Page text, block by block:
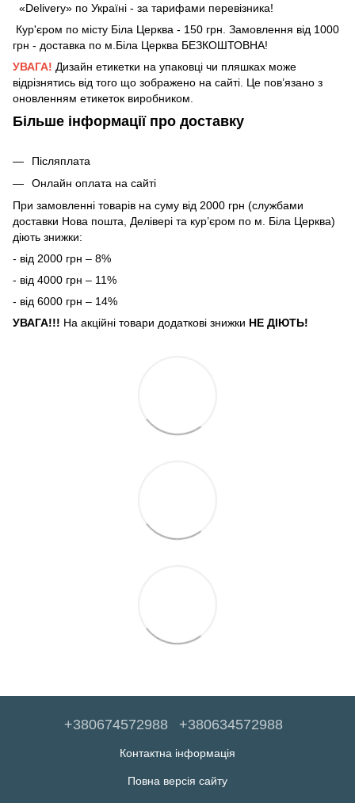
«Delivery» по Україні - за тарифами перевізника!
Кур'єром по місту Біла Церква - 150 грн. Замовлення від 1000
грн - доставка по м.Біла Церква БЕЗКОШТОВНА!
УВАГА! Дизайн етикетки на упаковці чи пляшках може
відрізнятись від того що зображено на сайті. Це пов’язано з
оновленням етикеток виробником.
Більше інформації про доставку
Післяплата
Онлайн оплата на сайті
При замовленні товарів на суму від 2000 грн (службами
доставки Нова пошта, Делівері та кур’єром по м. Біла Церква)
діють знижки:
- від 2000 грн – 8%
- від 4000 грн – 11%
- від 6000 грн – 14%
УВАГА!!! На акційні товари додаткові знижки НЕ ДІЮТЬ!
+380674572988 +380634572988
Контактна інформація
Повна версія сайту